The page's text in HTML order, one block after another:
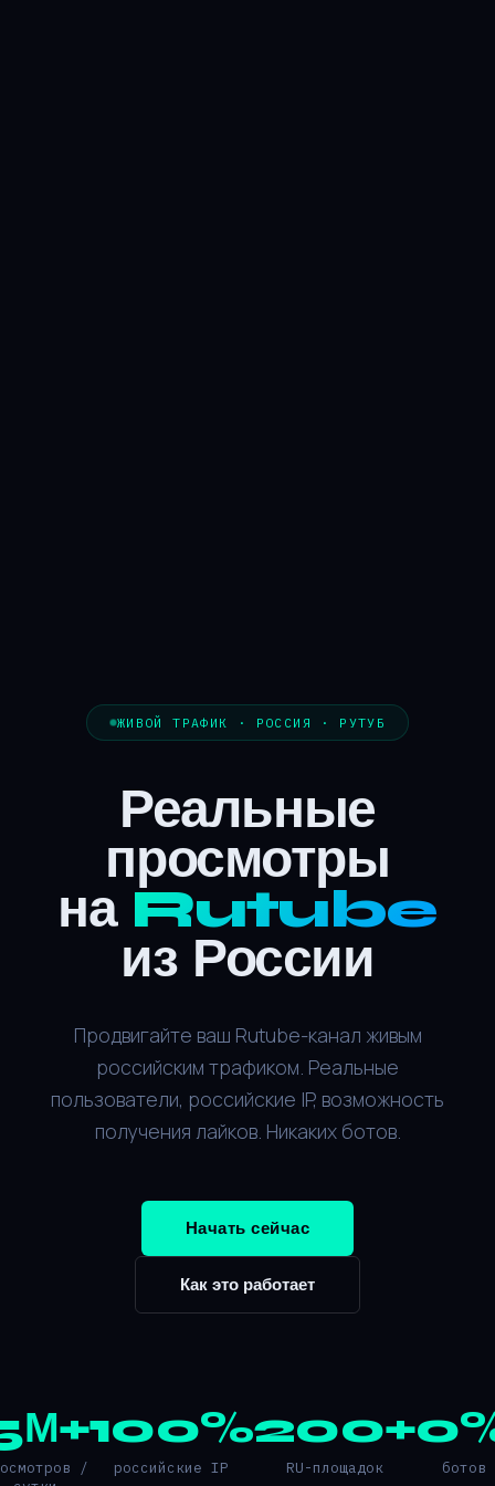
ЖИВОЙ ТРАФИК · РОССИЯ · РУТУБ
Реальные
просмотры
на Rutube
из России
Продвигайте ваш Rutube-канал живым
российским трафиком. Реальные
пользователи, российские IP, возможность
получения лайков. Никаких ботов.
Начать сейчас
Как это работает
/
100%
российские IP
200+
RU-площадок ботов